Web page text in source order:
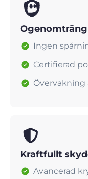
Ingen
Certifierad
Övervakning
Kraftfullt
Avancerad